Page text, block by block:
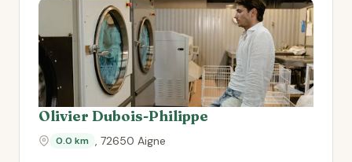
Olivier Dubois-Philippe
0.0 km , 72650 Aigne